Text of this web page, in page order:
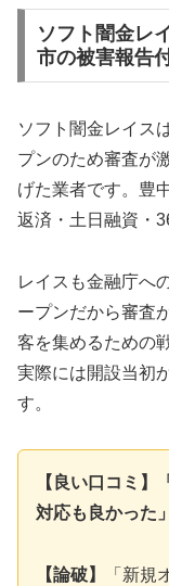
ソフト闇金レ
市の被害報告付
ソフト闇金レイス
プンのため審査が
げた業者です。豊
返済・土日融資・
レイスも金融庁へ
ープンだから審査
客を集めるための
実際には開設当初
す。
【良い口コミ】
対応も良かった」
【論破】
「新規